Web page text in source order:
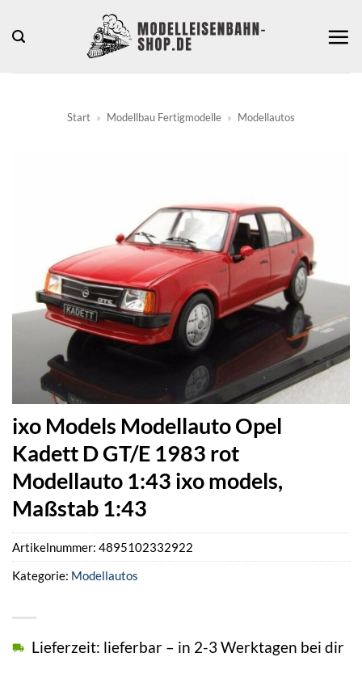
Inhalt
Start » Modellbau Fertigmodelle » Modellautos
ixo Models Modellauto Opel
Kadett D GT/E 1983 rot
Modellauto 1:43 ixo models,
Maßstab 1:43
Lieferzeit: lieferbar – in 2-3 Werktagen bei dir
Artikelnummer: 4895102332922
Kategorie: Modellautos